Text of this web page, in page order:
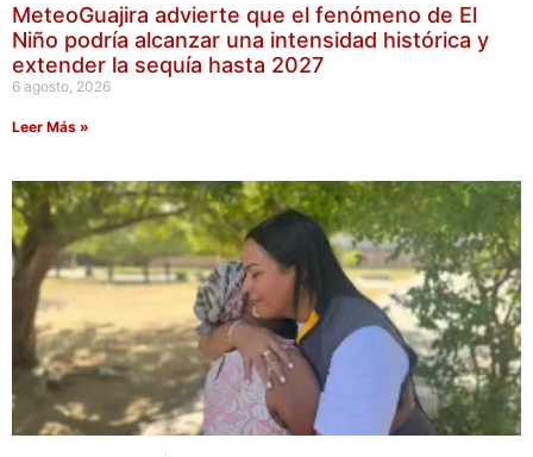
MeteoGuajira advierte que el fenómeno de El
Niño podría alcanzar una intensidad histórica y
extender la sequía hasta 2027
6 agosto, 2026
Leer Más »